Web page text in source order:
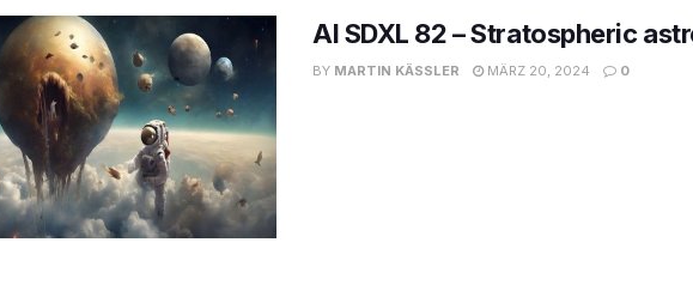
AI SDXL 82 – Stratospheric
BY MARTIN KÄSSLER MÄRZ 20, 2024 0